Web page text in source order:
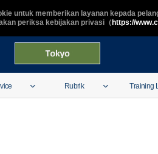
untuk memberikan layanan kepada
periksa kebijakan privasi（ https://
Rubrik Training